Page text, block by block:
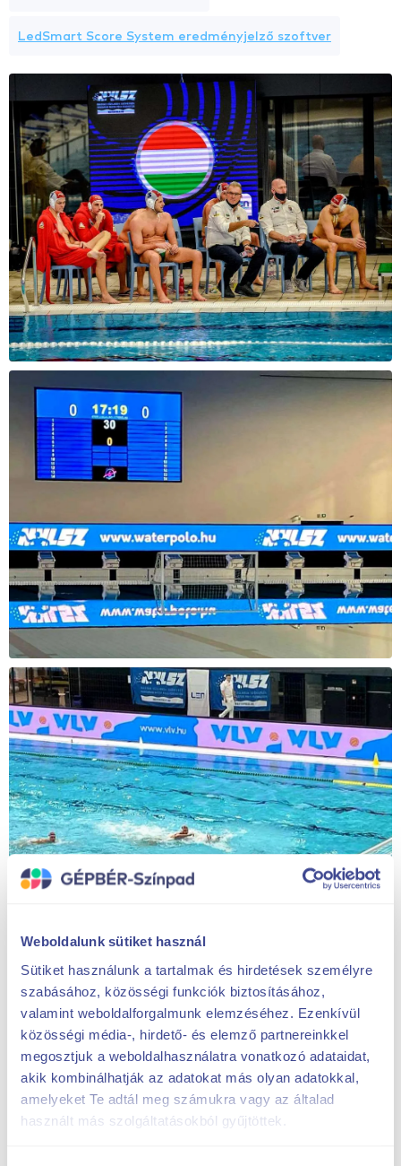
Weboldalunk sütiket használ
Sütiket használunk a tartalmak és hirdetések személyre
szabásához, közösségi funkciók biztosításához,
valamint weboldalforgalmunk elemzéséhez. Ezenkívül
közösségi média-, hirdető- és elemző partnereinkkel
megosztjuk a weboldalhasználatra vonatkozó adataidat,
akik kombinálhatják az adatokat más olyan adatokkal,
amelyeket Te adtál meg számukra vagy az általad
használt más szolgáltatásokból gyűjtöttek.
LedSmart Score System eredményjelző szoftver